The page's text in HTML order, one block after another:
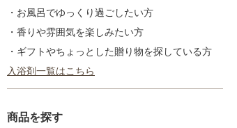
・お風呂でゆっくり過ごしたい方
・香りや雰囲気を楽しみたい方
・ギフトやちょっとした贈り物を探している方
入浴剤一覧はこちら
商品を探す